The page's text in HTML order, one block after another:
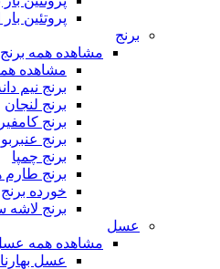
پروتئین
برنج
مشاهده همه برنج
مشاهده
برنج نیم
برنج لنجان
برنج
برنج
برنج چمپا
برنج
خورده برنج
برنج لاشه
عسل
مشاهده همه
عسل